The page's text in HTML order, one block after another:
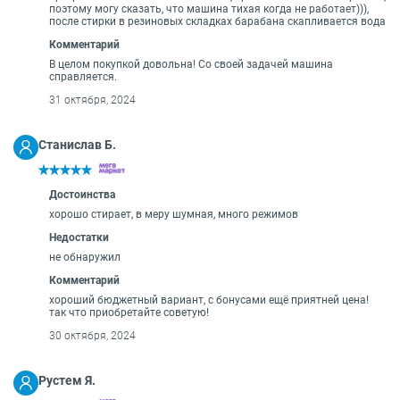
поэтому могу сказать, что машина тихая когда не работает))),
после стирки в резиновых складках барабана скапливается вода
Комментарий
В целом покупкой довольна! Со своей задачей машина
справляется.
31 октября, 2024
Станислав Б.
Достоинства
хорошо стирает, в меру шумная, много режимов
Недостатки
не обнаружил
Комментарий
хороший бюджетный вариант, с бонусами ещё приятней цена!
так что приобретайте советую!
30 октября, 2024
Рустем Я.